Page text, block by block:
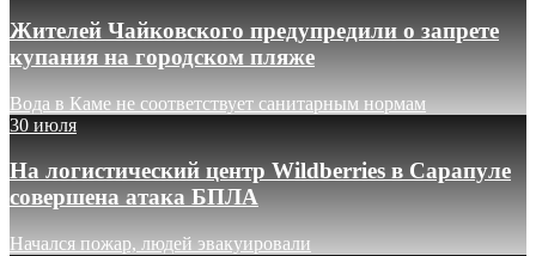
Жителей Чайковского предупредили о запрете
купания на городском пляже
Вода в Каме не соответствует санитарным нормам
30 июля
На логистический центр Wildberries в Сарапуле
совершена атака БПЛА
Начался пожар, людей эвакуировали